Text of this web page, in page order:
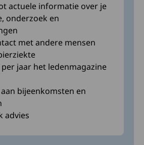
actuele informatie over je
onderzoek en
met andere mensen
jaar het ledenmagazine
bijeenkomsten en
advies